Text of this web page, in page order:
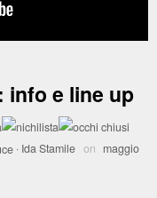
info e line up
· Ida Stamile on maggio